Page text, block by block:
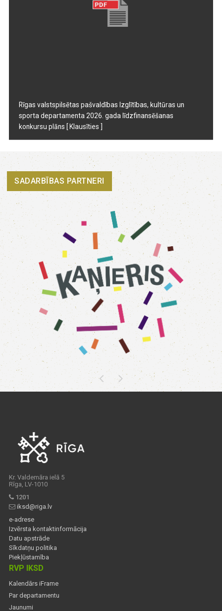
Rīgas valstspilsētas pašvaldības Izglītības, kultūras un
sporta departamenta 2026. gada līdzfinansēšanas
konkursu plāns [ Klausīties ]
SADARBĪBAS PARTNERI
Kr. Valdemāra ielā 5
Rīga, LV-1010
1201
iksd@riga.lv
e-adrese
Izvērsta kontaktinformācija
Datu apstrāde
Sīkdatņu politika
Piekļūstamība
RVP IKSD
Kalendārs iFrame
Par departamentu
Jaunumi